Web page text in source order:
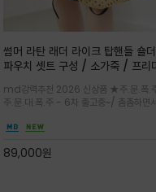
썸머 라탄 래더 라이크 탑핸들 숄
파우치 셋트 구성 / 소가죽 / 프리
라이크 배색이 조화롭게 어우러진 탑핸
들 숄더백
md강력추천 2026 신상품 ★주.문.폭.
주.문.대.폭.주 - 6차 출고중~/ 촘촘하면
만들며 부드러운 곡선의 바스켓 실루엣에
양한 연출이
89,000원